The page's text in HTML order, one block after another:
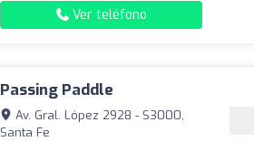
Ver teléfono
Passing Paddle
Av. Gral. López 2928 - S3000,
Santa Fe